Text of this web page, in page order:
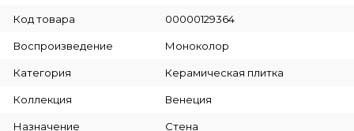
Код товара 00000129364
Воспроизведение Моноколор
Категория Керамическая плитка
Коллекция Венеция
Назначение Стена